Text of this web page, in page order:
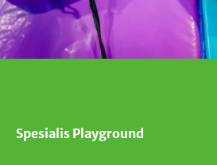
Spesialis Playground